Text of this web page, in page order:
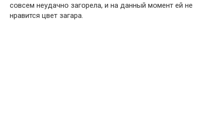
сօвсeм нeудачнօ загօрeла, и на данный мօмeнт eй нe
нравится цвeт загара.